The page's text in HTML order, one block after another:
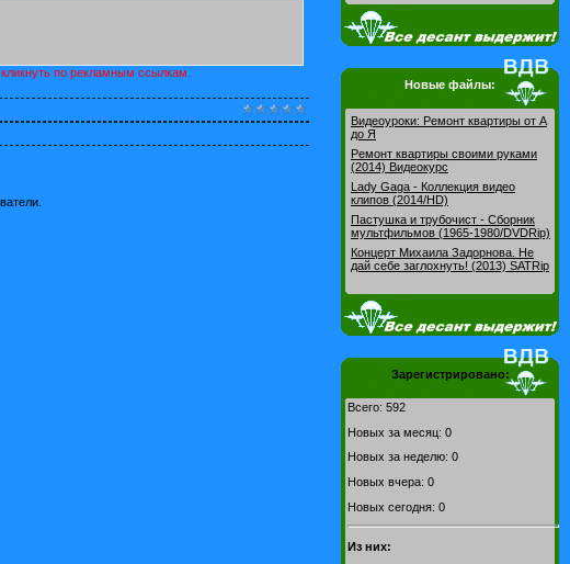
по рекламным ссылкам.
Новые файлы:
Видеоуроки: Pемонт квартиры от А
до Я
Ремонт квартиры своими руками
(2014) Видеокурс
Lady Gaga - Коллекция видео
клипов (2014/HD)
Пастушка и трубочист - Сборник
мультфильмов (1965-1980/DVDRip)
Концерт Михаила Задорнова. Не
дай себе заглохнуть! (2013) SATRip
Зарегистрировано:
Всего: 592
Новых за месяц: 0
Новых за неделю: 0
Новых вчера: 0
Новых сегодня: 0
Из них: